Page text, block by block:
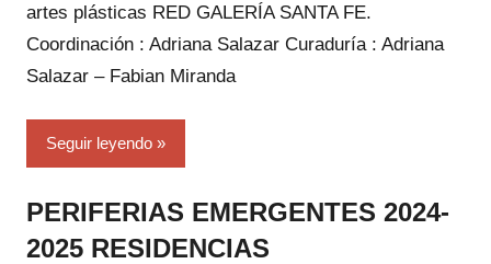
artes plásticas RED GALERÍA SANTA FE.
Coordinación : Adriana Salazar Curaduría : Adriana
Salazar – Fabian Miranda
Seguir leyendo
PERIFERIAS EMERGENTES 2024-
2025 RESIDENCIAS